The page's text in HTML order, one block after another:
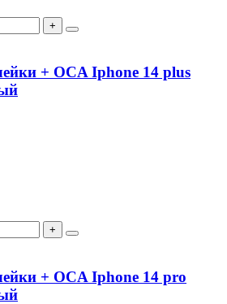
+
+ OCA Iphone 14 plus
+
+ OCA Iphone 14 pro